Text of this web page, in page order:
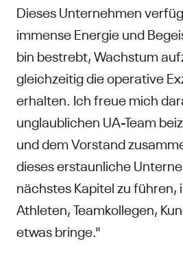
Dieses Unternehmen
immense Energie und
bin bestrebt, Wachstum
gleichzeitig die operative
erhalten. Ich freue mich
unglaublichen UA-Team
und dem Vorstand
dieses erstaunliche
nächstes Kapitel zu führen,
Athleten, Teamkollegen,
etwas bringe."